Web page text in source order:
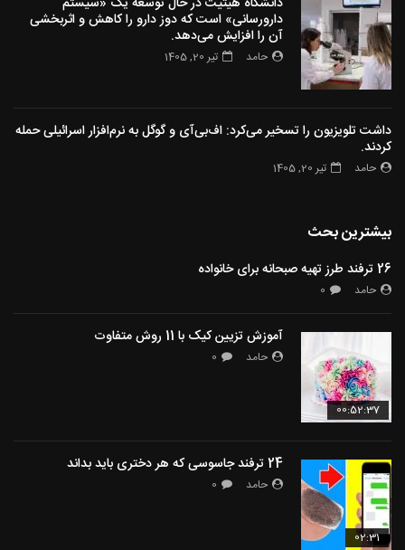
دارورسانی» است که دوز دارو را کاهش و اثربخشی
آن را افزایش می‌دهد.
حامد تیر 20, 1405
داشت تلویزیون را تسخیر می‌کرد: اف‌بی‌آی و گوگل به نرم‌افزار اسرائیلی حمله
کردند.
حامد تیر 20, 1405
بیشترین بحث
26 ترفند طرز تهیه صبحانه برای خانواده
حامد 0
00:52:37
آموزش تزیین کیک با 11 روش متفاوت
حامد 0
02:31
24 ترفند جاسوسی که هر دختری باید بداند
حامد 0